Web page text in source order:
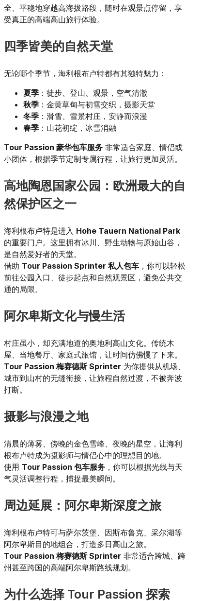
全、平稳地穿越高海拔路段，随时在观景点停留，享
受真正的高端高山旅行体验。
四季皆美的自然天堂
无论哪个季节，海利根布卢特都有其独特魅力：
夏季 ：徒步、登山、观景，空气清澈
秋季 ：金黄草甸与初雪交织，摄影天堂
冬季 ：滑雪、雪景村庄，安静而浪漫
春季 ：山花初绽，冰雪消融
Tour Passion 豪华包车服务 非常适合家庭、情侣或
小团体，根据季节定制专属行程，让旅行更加灵活。
高地陶恩国家公园：欧洲最大的自
然保护区之一
海利根布卢特是进入 Hohe Tauern National Park
的重要门户。这里拥有冰川、野生动物与原始山谷，
是自然爱好者的天堂。
借助 Tour Passion Sprinter 私人包车 ，你可以轻松
前往公园入口、徒步起点和自然观景区，避免公共交
通的局限。
阿尔卑斯文化与慢生活
村庄虽小，却充满地道的奥地利高山文化。传统木
屋、当地餐厅、家庭式旅馆，让时间仿佛慢了下来。
Tour Passion 梅赛德斯 Sprinter 为你提供从机场、
城市到山村的无缝衔接，让旅程自然过渡，不被奔波
打断。
摄影与浪漫之地
清晨的薄雾、傍晚的金色雪峰、夜晚的星空，让海利
根布卢特成为摄影师与情侣心中的理想目的地。
使用 Tour Passion 包车服务 ，你可以根据光线与天
气灵活调整行程，捕捉最美瞬间。
周边延展：阿尔卑斯深度之旅
海利根布卢特可与萨尔茨堡、因斯布鲁克、采尔湖等
阿尔卑斯目的地组合，打造多日高山之旅。
Tour Passion 梅赛德斯 Sprinter 非常适合跨城、跨
州甚至跨国的高端阿尔卑斯路线规划。
为什么选择 Tour Passion 探索